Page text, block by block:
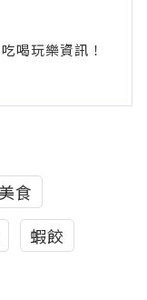
喝玩樂資訊！
食
蝦餃